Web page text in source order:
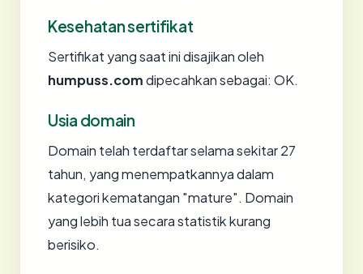
Kesehatan sertifikat
Sertifikat yang saat ini disajikan oleh
humpuss.comdipecahkan sebagai: OK.
Usia domain
Domain telah terdaftar selama sekitar 27
tahun, yang menempatkannya dalam
kategori kematangan "mature". Domain
yang lebih tua secara statistik kurang
berisiko.